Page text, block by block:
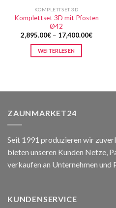
KOMPLETTSET 3D
Komplettset 3D mit Pfosten
Ø42
2,895.00€– 17,400.00€
WEITERLESEN
ZAUNMARKET24
Seit 1991 produzieren wir
bieten unseren Kunden Netze,
verkaufen an Unternehmen und
KUNDENSERVICE